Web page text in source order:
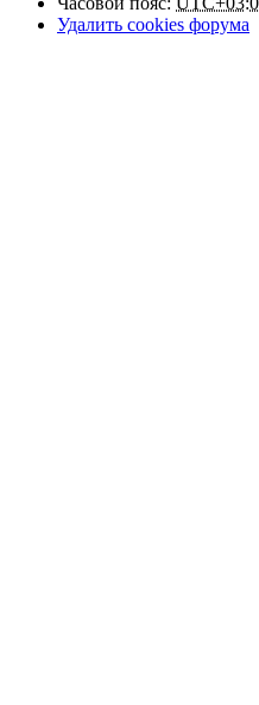
Удалить cookies форума